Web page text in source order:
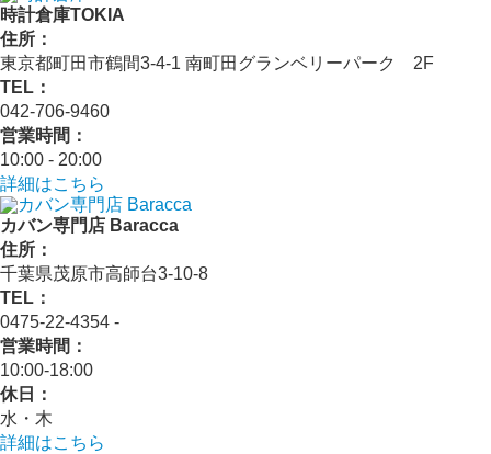
時計倉庫TOKIA
住所：
東京都町田市鶴間3-4-1 南町田グランベリーパーク 2F
TEL：
042-706-9460
営業時間：
10:00 - 20:00
詳細はこちら
カバン専門店 Baracca
住所：
千葉県茂原市高師台3-10-8
TEL：
0475-22-4354 ‐
営業時間：
10:00‐18:00
休日：
水・木
詳細はこちら